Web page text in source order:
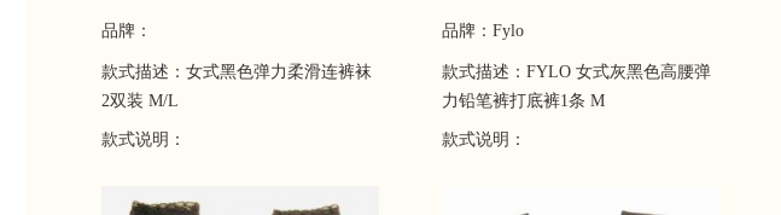
品牌：
款式描述：女式黑色弹力柔滑连裤袜
2双装 M/L
款式说明：
品牌：Fylo
款式描述：FYLO 女式灰黑色高腰弹
力铅笔裤打底裤1条 M
款式说明：